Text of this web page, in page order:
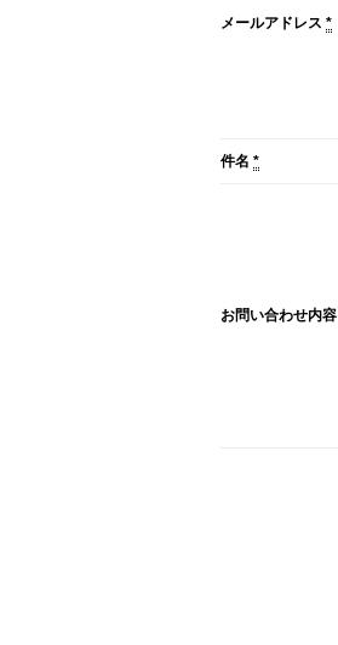
メールアドレス *
件名 *
お問い合わせ内容